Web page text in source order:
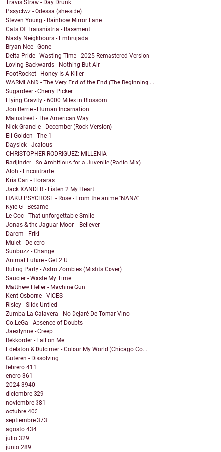
Travis Straw - Day Drunk
Pssyclwz - Odessa (she-side)
Steven Young - Rainbow Mirror Lane
Cats Of Transnistria - Basement
Nasty Neighbours - Embrujada
Bryan Nee - Gone
Delta Pride - Wasting Time - 2025 Remastered Version
Loving Backwards - Nothing But Air
FootRocket - Honey Is A Killer
WARMLAND - The Very End of the End (The Beginning ...
Sugardeer - Cherry Picker
Flying Gravity - 6000 Miles in Blossom
Jon Berrie - Human Incarnation
Mainstreet - The American Way
Nick Granelle - December (Rock Version)
Eli Golden - The 1
Daysick - Jealous
CHRISTOPHER RODRIGUEZ: MILLENIA
Radjinder - So Ambitious for a Juvenile (Radio Mix)
Aloh - Encontrarte
Kris Cari - Lloraras
Jack XANDER - Listen 2 My Heart
HAKU PSYCHOSE - Rose - From the anime ''NANA''
Kyle-G - Besame
Le Coc - That unforgettable Smile
Jonas & the Jaguar Moon - Believer
Darem - Friki
Mulet - De cero
Sunbuzz - Change
Animal Future - Get 2 U
Ruling Party - Astro Zombies (Misfits Cover)
Saucier - Waste My Time
Matthew Heller - Machine Gun
Kent Osborne - VICES
Risley - Slide Untied
Zumba La Calavera - No Dejaré De Tomar Vino
Co.LeGa - Absence of Doubts
Jaexlynne - Creep
Rekkorder - Fall on Me
Edelston & Dulcimer - Colour My World (Chicago Co...
Guteren - Dissolving
febrero 411
enero 361
2024 3940
diciembre 329
noviembre 381
octubre 403
septiembre 373
agosto 434
julio 329
junio 289